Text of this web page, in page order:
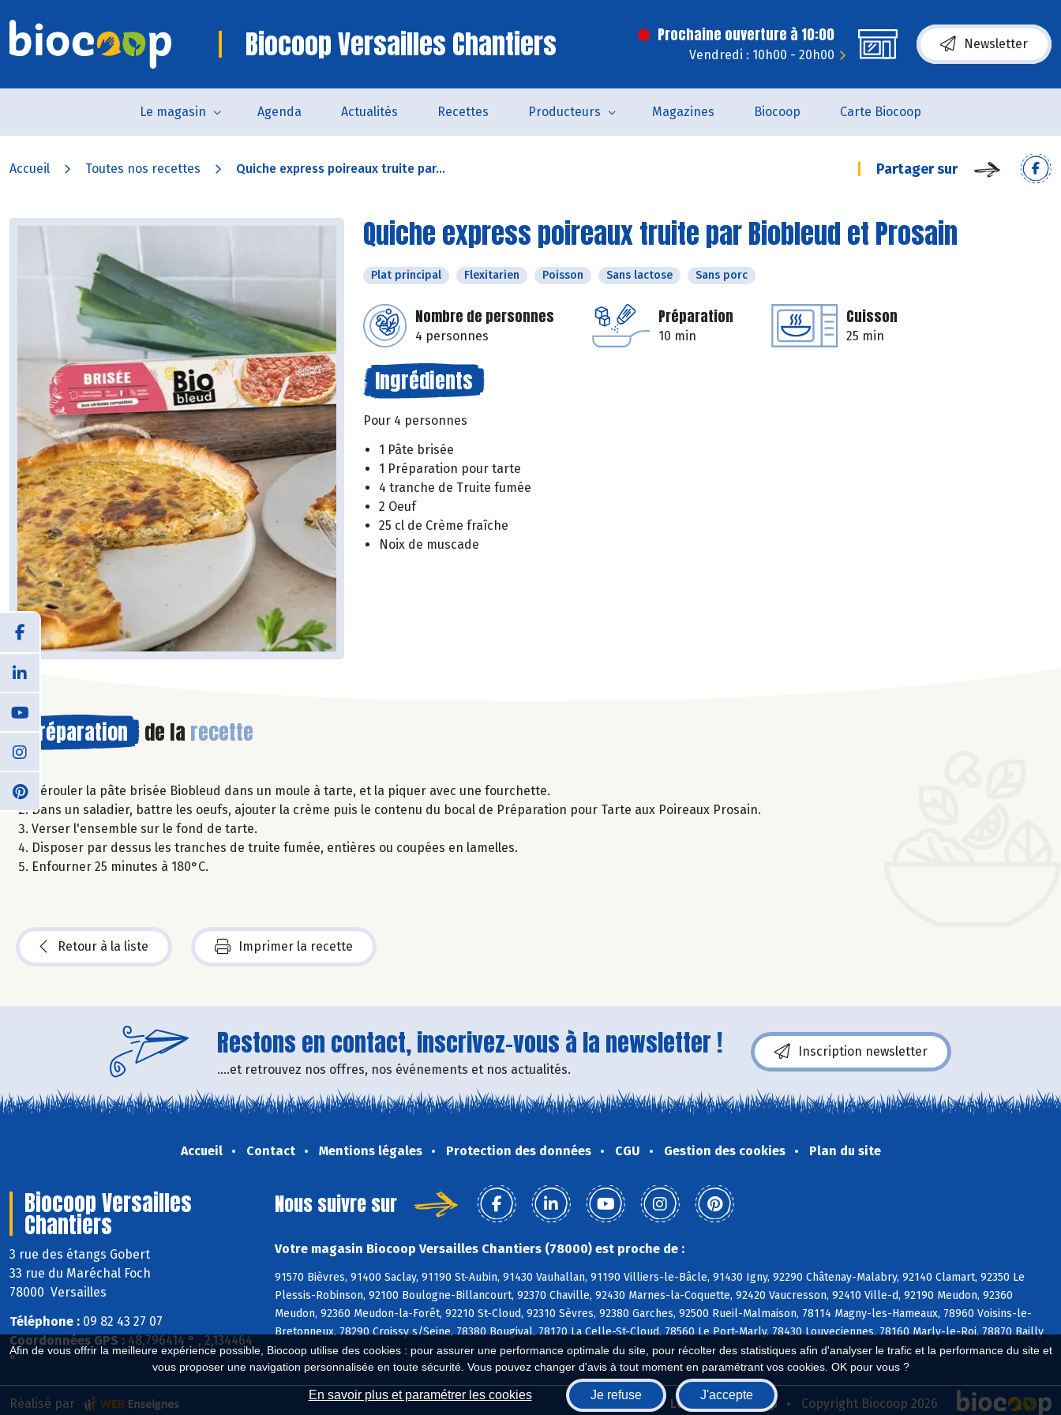
Afin de vous offrir la meilleure expérience possible, Biocoop utilise des cookies : pour assurer une performance optimale du site, pour récolter des statistiques afin d'analyser le trafic et la performance du site et
vous proposer une navigation personnalisée en toute sécurité. Vous pouvez changer d'avis à tout moment en paramétrant vos cookies. OK pour vous ?
En savoir plus et paramétrer les cookies Je refuse J'accepte
Biocoop Versailles Chantiers Prochaine ouverture à 10:00
Vendredi : 10h00 - 20h00
Newsletter
Le magasin Agenda Actualités Recettes Producteurs Magazines Biocoop Carte Biocoop
Accueil Toutes nos recettes Quiche express poireaux truite par... Partager sur
Quiche express poireaux truite par Biobleud et Prosain
Plat principal Flexitarien Poisson Sans lactose Sans porc
Nombre de personnes
4 personnes
Préparation
10 min
Cuisson
25 min
Ingrédients
Pour 4 personnes
1 Pâte brisée
1 Préparation pour tarte
4 tranche de Truite fumée
2 Oeuf
25 cl de Crème fraîche
Noix de muscade
Préparation de la recette
Dérouler la pâte brisée Biobleud dans un moule à tarte, et la piquer avec une fourchette.
Dans un saladier, battre les oeufs, ajouter la crème puis le contenu du bocal de Préparation pour Tarte aux Poireaux Prosain.
Verser l'ensemble sur le fond de tarte.
Disposer par dessus les tranches de truite fumée, entières ou coupées en lamelles.
Enfourner 25 minutes à 180°C.
Retour à la liste Imprimer la recette
Restons en contact, inscrivez-vous à la newsletter !
....et retrouvez nos offres, nos événements et nos actualités.
Inscription newsletter
Accueil Contact Mentions légales Protection des données CGU Gestion des cookies Plan du site
Biocoop Versailles
Chantiers
3 rue des étangs Gobert
33 rue du Maréchal Foch
78000 Versailles
Téléphone : 09 82 43 27 07
Coordonnées GPS : 48,796414 ° , 2,134464
°
Nous suivre sur
Votre magasin Biocoop Versailles Chantiers (78000) est proche de :
91570 Bièvres, 91400 Saclay, 91190 St-Aubin, 91430 Vauhallan, 91190 Villiers-le-Bâcle, 91430 Igny, 92290 Châtenay-Malabry, 92140 Clamart, 92350 Le
Plessis-Robinson, 92100 Boulogne-Billancourt, 92370 Chaville, 92430 Marnes-la-Coquette, 92420 Vaucresson, 92410 Ville-d, 92190 Meudon, 92360
Meudon, 92360 Meudon-la-Forêt, 92210 St-Cloud, 92310 Sèvres, 92380 Garches, 92500 Rueil-Malmaison, 78114 Magny-les-Hameaux, 78960 Voisins-le-
Bretonneux, 78290 Croissy s/Seine, 78380 Bougival, 78170 La Celle-St-Cloud, 78560 Le Port-Marly, 78430 Louveciennes, 78160 Marly-le-Roi, 78870 Bailly
Biocoop.fr Le réseau Biocoop Copyright Biocoop 2026
Réalisé par